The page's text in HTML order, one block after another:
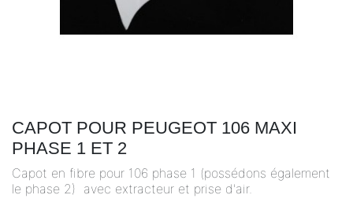
CAPOT POUR PEUGEOT 106 MAXI
PHASE 1 ET 2
Capot en fibre pour 106 phase 1 (possédons également
le phase 2) avec extracteur et prise d'air.